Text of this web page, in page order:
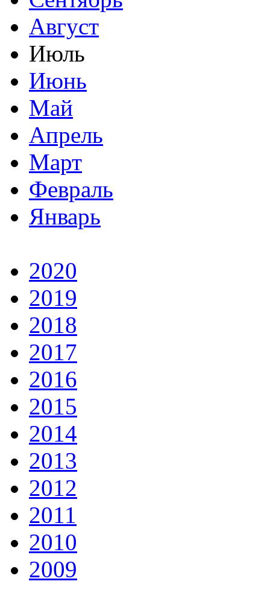
Август
Июль
Июнь
Май
Апрель
Март
Февраль
Январь
2020
2019
2018
2017
2016
2015
2014
2013
2012
2011
2010
2009